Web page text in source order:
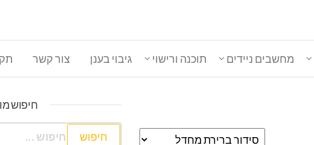
מחשבים ניידים תוכנה ורישוי גיבוי בענן צור קשר
חיפוש
חיפוש: